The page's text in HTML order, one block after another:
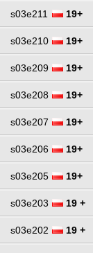
s03e211 19+
s03e210 19+
s03e209 19+
s03e208 19+
s03e207 19+
s03e206 19+
s03e205 19+
s03e203 19 +
s03e202 19 +